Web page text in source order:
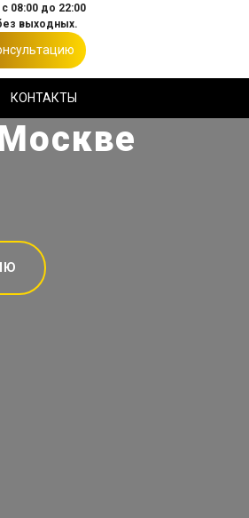
08:00 до 22:00
выходных.
КОНТАКТЫ